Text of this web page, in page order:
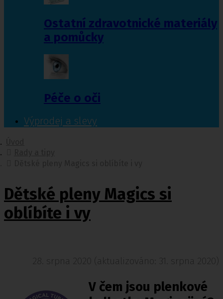
Ostatní zdravotnické materiály
a pomůcky
Péče o oči
Výprodej a slevy
Dětské pleny Magics si
oblíbíte i vy
28. srpna 2020 (aktualizováno: 31. srpna 2020)
V čem jsou plenkové